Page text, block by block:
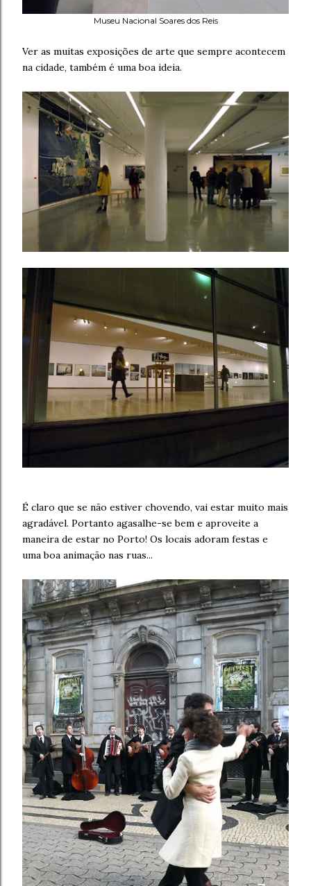
Museu Nacional Soares dos Reis
Ver as muitas exposições de arte que sempre acontecem
na cidade, também é uma boa ideia.
É claro que se não estiver chovendo, vai estar muito mais
agradável. Portanto agasalhe-se bem e aproveite a
maneira de estar no Porto! Os locais adoram festas e
uma boa animação nas ruas...